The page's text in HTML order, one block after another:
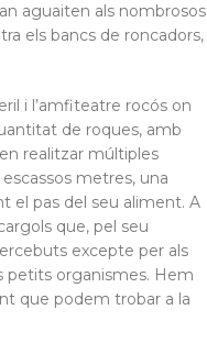
aguaiten als nombrosos
els bancs de roncadors,
i l’amfiteatre rocós on
de roques, amb
realitzar múltiples
metres, una
el pas del seu aliment. A
que, pel seu
excepte per als
petits organismes. Hem
que podem trobar a la